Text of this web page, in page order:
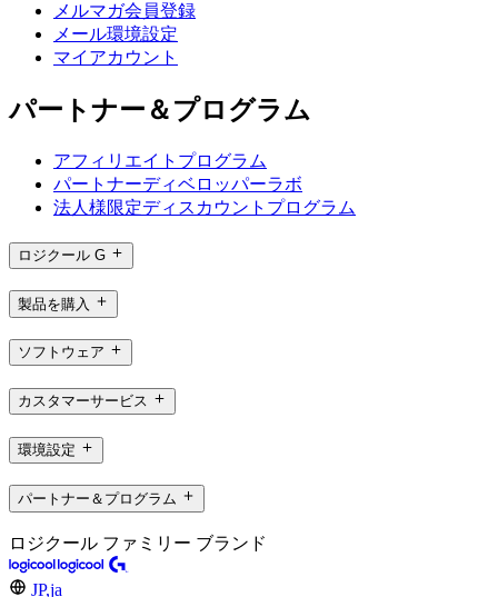
メルマガ会員登録
メール環境設定
マイアカウント
パートナー＆プログラム
アフィリエイトプログラム
パートナーディベロッパーラボ
法人様限定ディスカウントプログラム
ロジクール G
製品を購入
ソフトウェア
カスタマーサービス
環境設定
パートナー＆プログラム
ロジクール ファミリー ブランド
JP,ja